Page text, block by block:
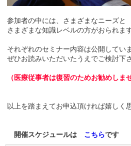
参加者の中には、さまざまなニーズと
さまざまな知識レベルの方がおられます
それぞれのセミナー内容は公開してい
ぜひお読みいただいたうえでご検討下さ
（医療従事者は復習のためお勧めしま
以上を踏まえてお申込頂ければ嬉しく思
開催スケジュールは こちらです